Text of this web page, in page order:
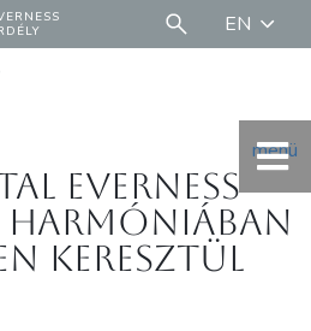
EN
menü
Everness
harmóniában
keresztül